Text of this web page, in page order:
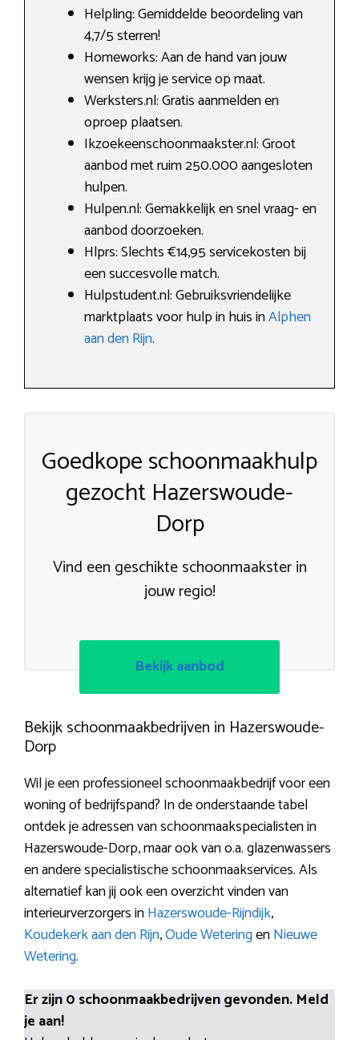
Helpling: Gemiddelde beoordeling van
4,7/5 sterren!
Homeworks: Aan de hand van jouw
wensen krijg je service op maat.
Werksters.nl: Gratis aanmelden en
oproep plaatsen.
Ikzoekeenschoonmaakster.nl: Groot
aanbod met ruim 250.000 aangesloten
hulpen.
Hulpen.nl: Gemakkelijk en snel vraag- en
aanbod doorzoeken.
Hlprs: Slechts €14,95 servicekosten bij
een succesvolle match.
Hulpstudent.nl: Gebruiksvriendelijke
marktplaats voor hulp in huis inAlphen
aan den Rijn.
Goedkope schoonmaakhulp
gezocht Hazerswoude-
Dorp
Vind een geschikte schoonmaakster in
jouw regio!
Bekijk aanbod
Bekijk schoonmaakbedrijven in Hazerswoude-
Dorp
Wil je een professioneel schoonmaakbedrijf voor een
woning of bedrijfspand? In de onderstaande tabel
ontdek je adressen van schoonmaakspecialisten in
Hazerswoude-Dorp, maar ook van o.a. glazenwassers
en andere specialistische schoonmaakservices. Als
alternatief kan jij ook een overzicht vinden van
interieurverzorgers inHazerswoude-Rijndijk,
Koudekerk aan den Rijn,Oude WeteringenNieuwe
Wetering.
Er zijn 0 schoonmaakbedrijven gevonden. Meld
je aan!